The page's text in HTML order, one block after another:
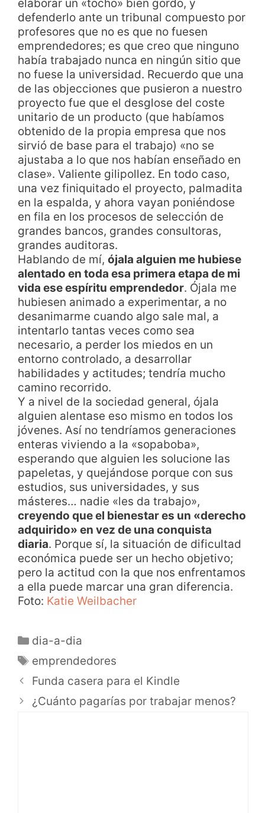
elaborar un «tocho» bien gordo, y
defenderlo ante un tribunal compuesto por
profesores que no es que no fuesen
emprendedores; es que creo que ninguno
había trabajado nunca en ningún sitio que
no fuese la universidad. Recuerdo que una
de las objecciones que pusieron a nuestro
proyecto fue que el desglose del coste
unitario de un producto (que habíamos
obtenido de la propia empresa que nos
sirvió de base para el trabajo) «no se
ajustaba a lo que nos habían enseñado en
clase». Valiente gilipollez. En todo caso,
una vez finiquitado el proyecto, palmadita
en la espalda, y ahora vayan poniéndose
en fila en los procesos de selección de
grandes bancos, grandes consultoras,
grandes auditoras.
Hablando de mí, ójala alguien me hubiese
alentado en toda esa primera etapa de mi
vida ese espíritu emprendedor. Ójala me
hubiesen animado a experimentar, a no
desanimarme cuando algo sale mal, a
intentarlo tantas veces como sea
necesario, a perder los miedos en un
entorno controlado, a desarrollar
habilidades y actitudes; tendría mucho
camino recorrido.
Y a nivel de la sociedad general, ójala
alguien alentase eso mismo en todos los
jóvenes. Así no tendríamos generaciones
enteras viviendo a la «sopaboba»,
esperando que alguien les solucione las
papeletas, y quejándose porque con sus
estudios, sus universidades, y sus
másteres… nadie «les da trabajo»,
creyendo que el bienestar es un «derecho
adquirido» en vez de una conquista
diaria. Porque sí, la situación de dificultad
económica puede ser un hecho objetivo;
pero la actitud con la que nos enfrentamos
a ella puede marcar una gran diferencia.
Foto: Katie Weilbacher
dia-a-dia
emprendedores
Funda casera para el Kindle
¿Cuánto pagarías por trabajar menos?